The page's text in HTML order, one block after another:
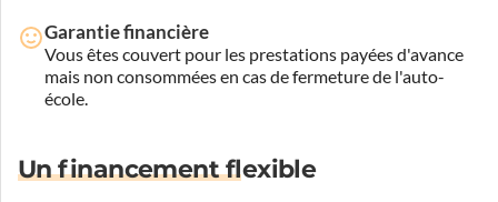
Garantie financière
Vous êtes couvert pour les prestations payées d'avance
mais non consommées en cas de fermeture de l'auto-
école.
Un financement flexible